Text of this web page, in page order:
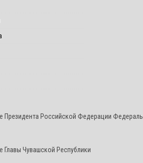
Президента Российской Федерации
Главы Чувашской Республики